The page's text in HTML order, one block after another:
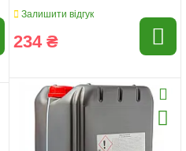
Залишити відгук
234 ₴